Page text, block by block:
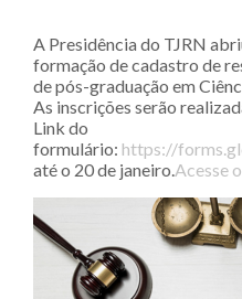
A Presidência do TJRN
formação de cadastro de
de pós-graduação em
As inscrições serão
Link do
formulário: https://
até o 20 de janeiro.Acesse